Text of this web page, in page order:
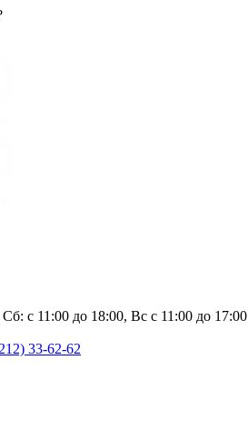
с 11:00 до 18:00, Вс с 11:00 до 17:00
33-62-62
с 11:00 до 18:00, Вс с 11:00 до 17:00